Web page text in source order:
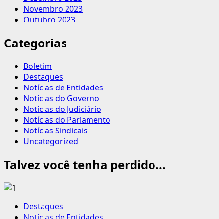
Novembro 2023
Outubro 2023
Categorias
Boletim
Destaques
Notícias de Entidades
Notícias do Governo
Notícias do Judiciário
Notícias do Parlamento
Notícias Sindicais
Uncategorized
Talvez você tenha perdido...
Destaques